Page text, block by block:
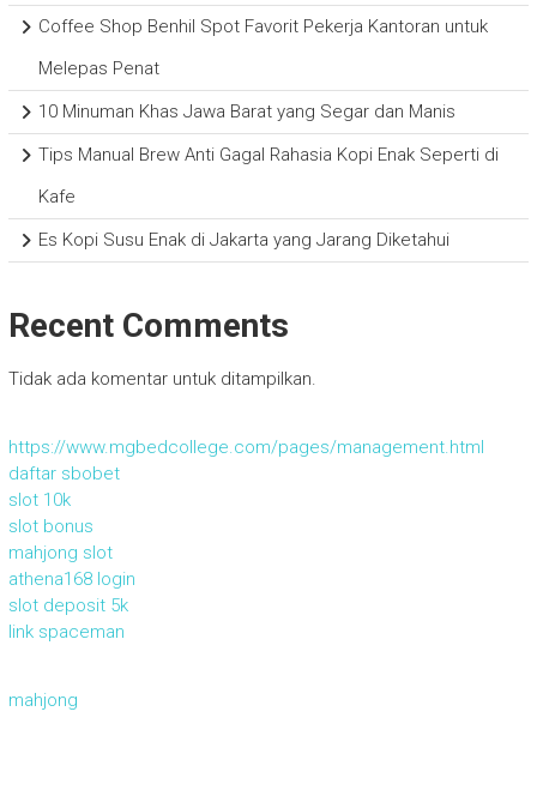
Coffee Shop Benhil Spot Favorit Pekerja Kantoran untuk
Melepas Penat
10 Minuman Khas Jawa Barat yang Segar dan Manis
Tips Manual Brew Anti Gagal Rahasia Kopi Enak Seperti di
Kafe
Es Kopi Susu Enak di Jakarta yang Jarang Diketahui
Recent Comments
Tidak ada komentar untuk ditampilkan.
https://www.mgbedcollege.com/pages/management.html
daftar sbobet
slot 10k
slot bonus
mahjong slot
athena168 login
slot deposit 5k
link spaceman
mahjong